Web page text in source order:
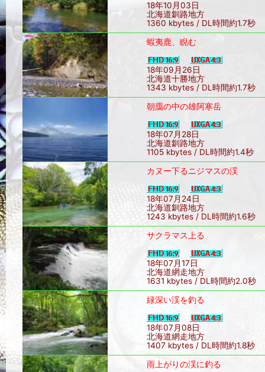
18年10月03日
北海道釧路地方
1360 kbytes / DL時間約1.7秒
蝦夷鹿、睨む
18年09月26日
北海道十勝地方
1343 kbytes / DL時間約1.7秒
朝靄の中の雄阿寒岳
18年07月28日
北海道釧路地方
1105 kbytes / DL時間約1.4秒
カヌー下るニジマスの渓
18年07月24日
北海道釧路地方
1243 kbytes / DL時間約1.6秒
サクラマス上る
18年07月17日
北海道網走地方
1631 kbytes / DL時間約2.0秒
緑深い渓を釣る
18年07月08日
北海道網走地方
1407 kbytes / DL時間約1.8秒
雨上がりの渓に釣る